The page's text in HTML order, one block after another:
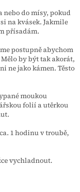
nebo do mísy, pokud
na kvásek. Jakmile
přísadám.
postupně abychom
by být tak akorát,
ne jako kámen. Těsto
moukou
folií a utěrkou
1 hodinu v troubě,
vychladnout.